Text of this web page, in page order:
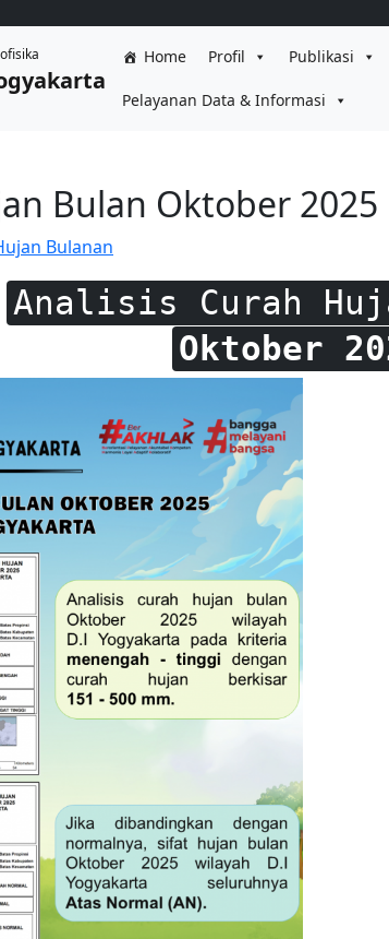
Home Profil Publikasi
Pelayanan Data & Informasi
Bulan Oktober 2025
Bulanan
Analisis Curah
Oktober